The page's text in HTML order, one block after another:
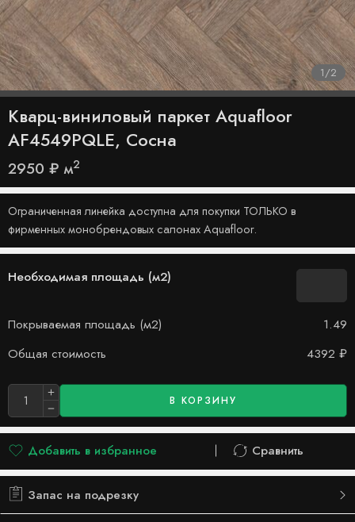
1/2
Кварц-виниловый паркет Aquafloor
AF4549PQLE, Сосна
2950 ₽ м2
Ограниченная линейка доступна для покупки ТОЛЬКО в
фирменных монобрендовых салонах Aquafloor.
Необходимая площадь (м2)
Покрываемая площадь (м2)
1.49
Общая стоимость
4392 ₽
В КОРЗИНУ
Добавить в избранное
Добавлено в список желаний
Сравнить
Сравнить
Запас на подрезку